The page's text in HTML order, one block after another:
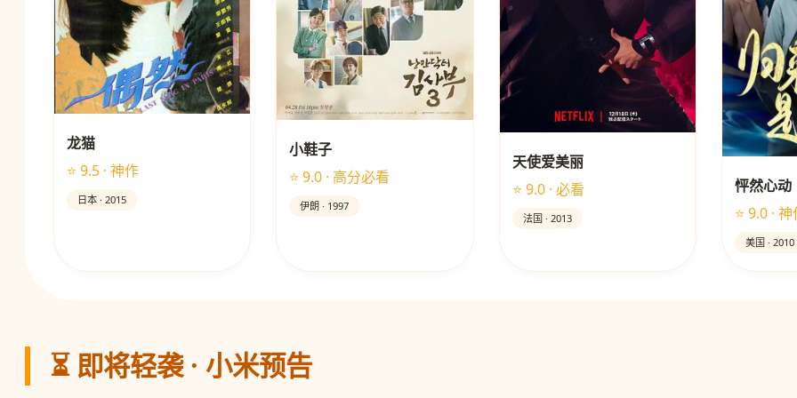
龙猫
⭐ 9.5 · 神作
日本 · 2015
小鞋子
⭐ 9.0 · 高分必看
伊朗 · 1997
天使爱美丽
⭐ 9.0 · 必看
法国 · 2013
怦然心动
⭐ 9.0 ·
美国 · 2010
⏳ 即将轻袭 · 小米预告